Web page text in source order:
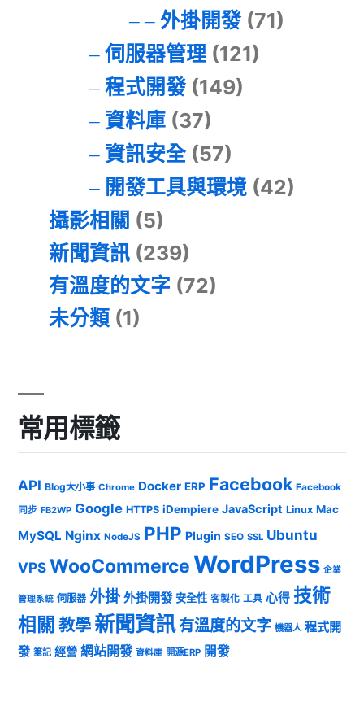
外掛開發(71)
伺服器管理(121)
程式開發(149)
資料庫(37)
資訊安全(57)
開發工具與環境(42)
攝影相關 (5)
新聞資訊 (239)
有溫度的文字 (72)
未分類 (1)
常用標籤
API Blog大小事 Chrome Docker ERP Facebook Facebook
同步 FB2WP Google HTTPS iDempiere JavaScript Linux Mac
MySQL Nginx NodeJS PHP Plugin SEO SSL Ubuntu
VPSWooCommerceWordPress 企業
管理系統 伺服器 外掛 外掛開發 安全性 客製化 工具 心得 技術
相關 教學 新聞資訊有溫度的文字 機器人 程式開
發 筆記 經營 網站開發 資料庫 開源ERP 開發